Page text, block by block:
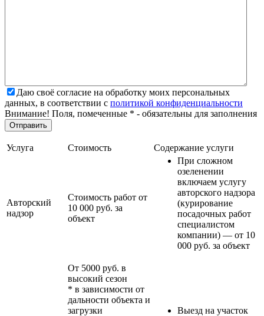
Даю своё согласие на обработку моих персональных
данных, в соответствии с политикой конфиденциальности
Внимание! Поля, помеченные * - обязательны для заполнения
Услуга Стоимость Содержание услуги
Авторский
надзор
Стоимость работ от
10 000 руб. за
объект
При сложном
озеленении
включаем услугу
авторского надзора
(курирование
посадочных работ
специалистом
компании) — от 10
000 руб. за объект
От 5000 руб. в
высокий сезон
* в зависимости от
дальности объекта и
загрузки
Выезд на участок